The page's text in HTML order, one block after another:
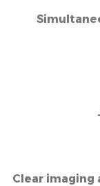
Clear